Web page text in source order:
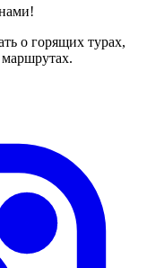
о горящих турах,